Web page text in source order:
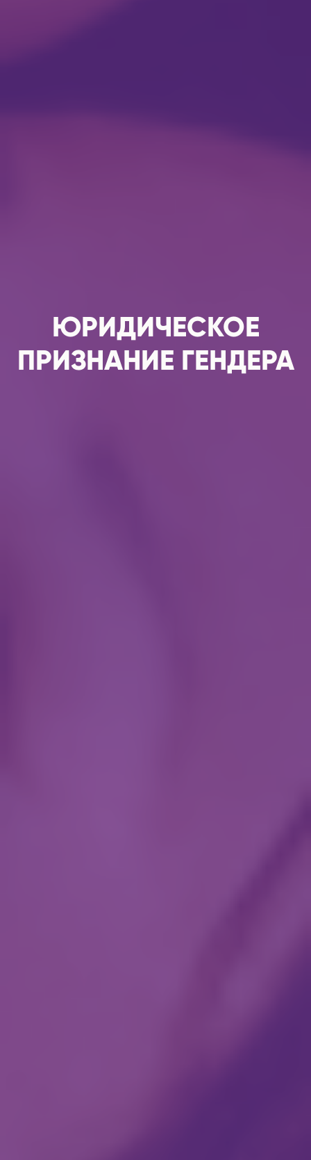
ЮРИДИЧЕСКОЕ
ПРИЗНАНИЕ ГЕНДЕРА